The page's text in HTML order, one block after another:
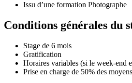
Issu d’une formation Photographe
Conditions générales du
Stage de 6 mois
Gratification
Horaires variables (si le week-end
Prise en charge de 50% des